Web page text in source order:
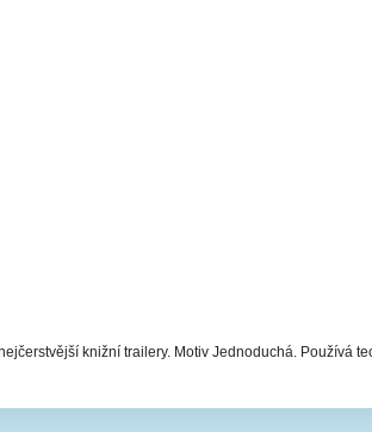
knižní trailery. Motiv Jednoduchá. Používá